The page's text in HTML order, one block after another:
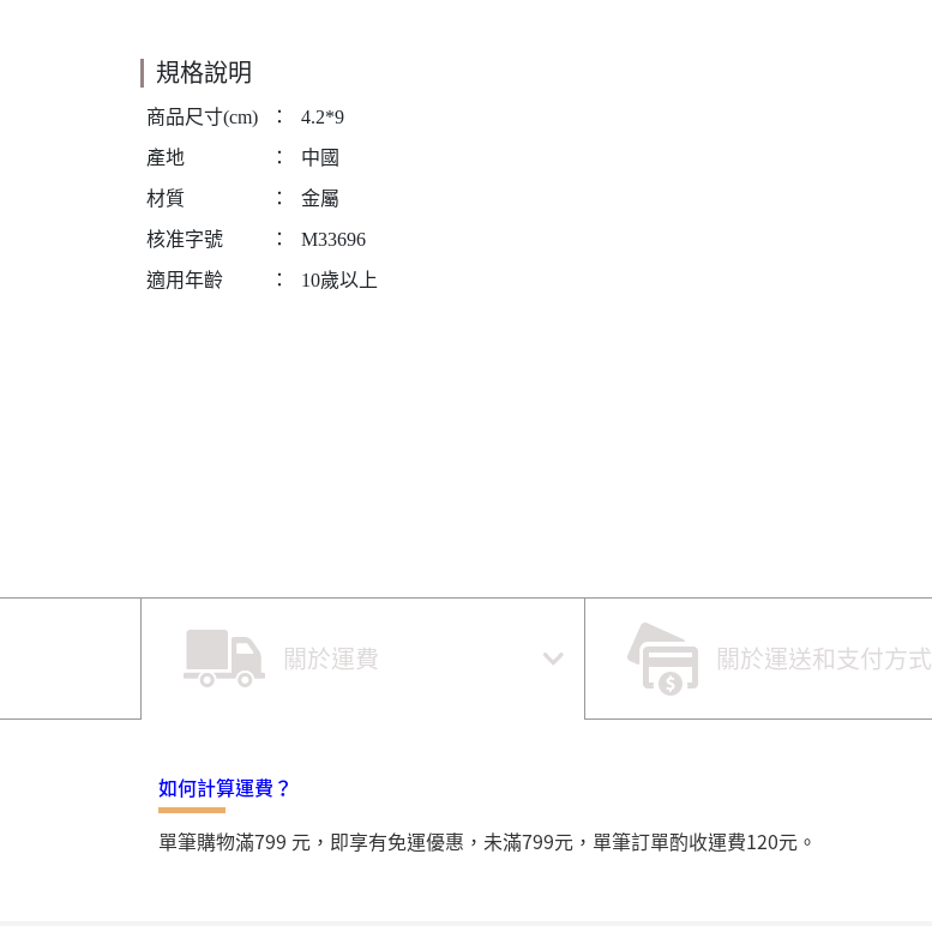
規格說明
商品尺寸(cm) ：
4.2*9
產地
：
中國
材質
：
金屬
核准字號
：
M33696
適用年齡
： 10歲以上
關於運費 關於運送和支付方式
如何計算運費？
單筆購物滿799 元，即享有免運優惠，未滿799元，單筆訂單酌收運費120元。